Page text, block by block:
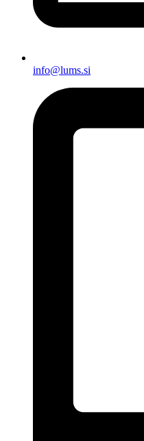
info@lums.si